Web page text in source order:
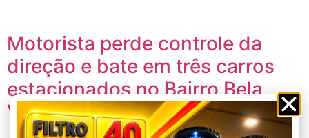
Motorista perde controle da
direção e bate em três carros
estacionados no Bairro Bela
Vista